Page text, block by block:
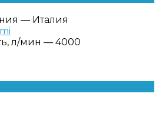
— Италия
л/мин — 4000